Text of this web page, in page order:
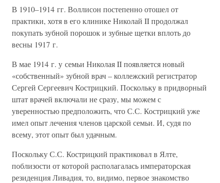
В 1910–1914 гг. Воллисон постепенно отошел от
практики, хотя в его клинике Николай II продолжал
покупать зубной порошок и зубные щетки вплоть до
весны 1917 г.
В мае 1914 г. у семьи Николая II появляется новый
«собственный» зубной врач – коллежский регистратор
Сергей Сергеевич Кострицкий. Поскольку в придворный
штат врачей включали не сразу, мы можем с
уверенностью предположить, что С.С. Кострицкий уже
имел опыт лечения членов царской семьи. И, судя по
всему, этот опыт был удачным.
Поскольку С.С. Кострицкий практиковал в Ялте,
поблизости от которой располагалась императорская
резиденция Ливадия, то, видимо, первое знакомство